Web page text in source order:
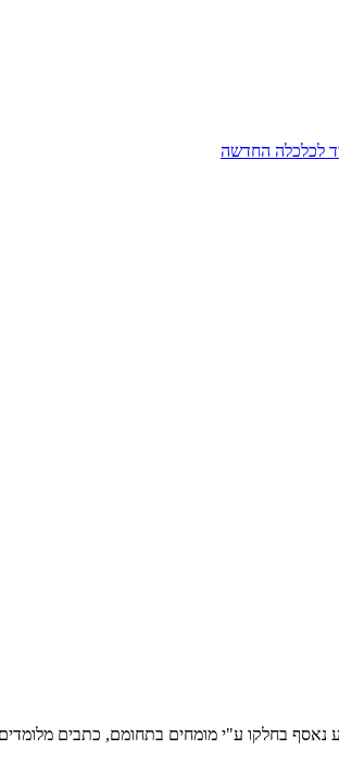
נאסף בחלקו ע"י מומחים בתחומם, כתבים